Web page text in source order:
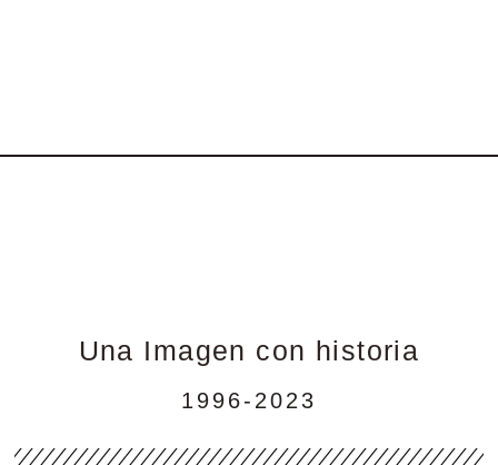
Una Imagen con historia
1996-2023